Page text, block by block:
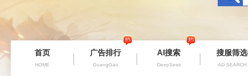
首页
HOME
广告排行
GuangGao
AI搜索
DeepSeek
搜服筛选
AD SEARCH